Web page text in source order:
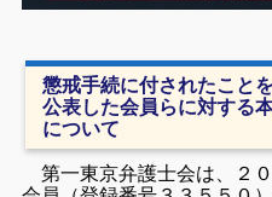
懲戒手続に付されたこと
公表した会員らに対する
について
第一東京弁護士会は、２